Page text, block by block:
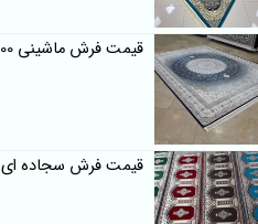
قیمت فرش ماشینی 1500 شانه
قیمت فرش سجاده ای